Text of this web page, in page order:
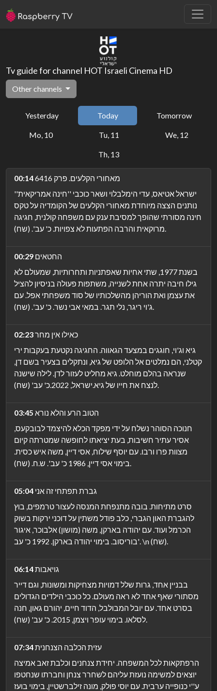
Tv guide for channel HOT Israeli Cinema HD
Other channels
Yesterday Today Tomorrow
Mo, 10 Tu, 11 We, 12
Th, 13
00:14
מאחורי הקלעים. פרק 6416
ישראל אטיאס, עדי הימלבלוי ושאר כוכבי ''חינה אמריקאית''
נותנים הצצה מיוחדת מאחורי הקלעים של הקומדיה על טקס
חינה מסורתי שהופך למסיבת ענק עם משפחה קולנית, חגיגה
מרוקאית והרבה הפתעות לא צפויות. כ' עב'. (שח).
00:29 החטאים
בשנת 1977, שתי אחיות שאפתניות ותחרותיות, שמעולם לא
גילו חיבה יתרה אחת לשנייה, משתפות פעולה בניסיון להציל
את עצמן ואת הוריהן מהשלכותיו של סוד משפחתי אפל. עם
ג'וי ריגר, נלי תגר. במאי אבי נשר. כ' עב'. (שח).
02:23כאילו אין מחר
גיא וג'וי, חוגגים במצעד הגאווה. החגיגה נקטעת בעקבות ירי
קטלני, הם נמלטים אל הלופט של גיא, ונתקלים בצעיר בשם דן,
שנראה בהלם מוחלט. גיא מחליט לעזור לדן. לילה שישנה
לנצח את חייו של גיא.ישראל, 2022.כ' עב' (שח).
03:45 הטוב הרע והלא נורא
חנוכה הסוהר נשלח על ידי מפקד הכלא להיצמד לבובקעס,
אסיר עתיר חשיבות, בעת יציאתו לחופשה שמטרתה קיום
מצוות פרו ורבו. עם יוסף שילוח, אסי דיין, משה איש כסית.
בימוי אסי דיין, 1986 כ' עב'. ש.ח. (שח).
05:04 גברת תפתחי זה אני
סרט מתיחות. בובה מתנפחת המנסה לעצור טרמפים, בוץ
להגברת האון הגברי, כלב פודל משתין על דוכני ירקות בשוק
הכרמל ועוד. עם יהודה בארקן, משה (מושון) אלבוכר, איגור
בוריסוב. בימוי יהודה בארקן. 1992 כ' עב'. \n (שח).
06:14גויאבות
בבניין אחד, גרות שלל דמויות מצחיקות ומשונות, וגם דייר
מסתורי שאף אחד לא ראה מעולם. כל כוכבי הילדים הגדולים
בסרט אחד. עם יובל המבולבל, הדוד חיים, יהורם גאון, חנה
לסלאו. בימוי עופר ויצמן, 2015. כ' עב' (שח).
07:34עזית הכלבה הצנחנית
הרפתקאות לכל המשפחה. יחידת צנחנים וכלבת זאב אמיצה
יוצאים למשימה נועזת עליהם לשחרר צנחן וחברתו שנחטפו
ע''י כנופייה ערבית. עם יוסי פולק, מונה זילברשטיין, בימוי בועז